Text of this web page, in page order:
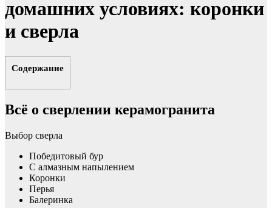
домашних условиях: коронки
и сверла
Содержание
Всё о сверлении керамогранита
Выбор сверла
Победитовый бур
С алмазным напылением
Коронки
Перья
Балеринка